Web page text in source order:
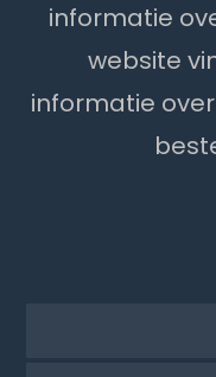
informatie
website
informatie